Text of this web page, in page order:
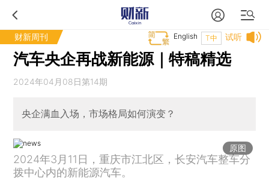
财新周刊 试听
T中
English
汽车央企再战新能源｜特稿精选
2024年04月08日第14期
央企满血入场，市场格局如何演变？
原图
2024年3月11日，重庆市江北区，长安汽车整车分
拨中心内的新能源汽车。